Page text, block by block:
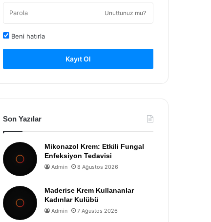
Unuttunuz mu?
Beni hatırla
Kayıt Ol
Son Yazılar
Mikonazol Krem: Etkili Fungal
Enfeksiyon Tedavisi
Admin 8 Ağustos 2026
Maderise Krem Kullananlar
Kadınlar Kulübü
Admin 7 Ağustos 2026